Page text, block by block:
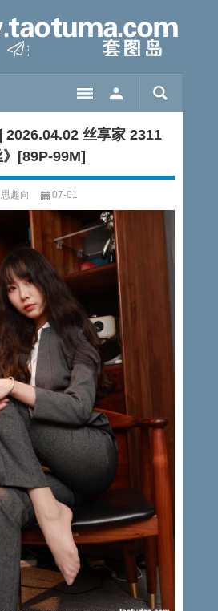
2026.04.02 丝享家 2311
[89P-99M]
趣向 07-01